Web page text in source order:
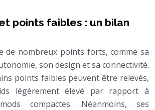
points faibles : un bilan
de nombreux points forts, comme sa
son design et sa connectivité.
points faibles peuvent être relevés,
légèrement élevé par rapport à
compactes. Néanmoins, ses